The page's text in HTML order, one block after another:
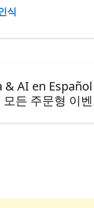
식
AI en
모든 주문형 이